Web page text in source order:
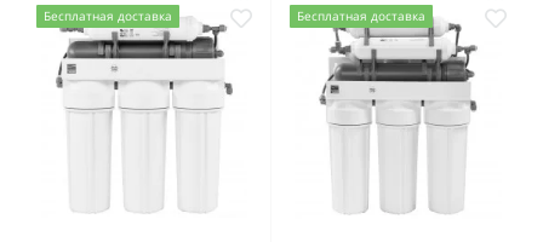
Бесплатная доставка
Бесплатная доставка